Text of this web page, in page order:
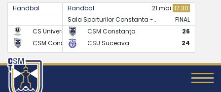
Handbal
FINAL
CS Universitatea Cluj
24
CSM Constanța
27
Handbal 21 mai 17:30
Sala Sporturilor Constanta -..
FINAL
CSM Constanța
26
CSU Suceava
24